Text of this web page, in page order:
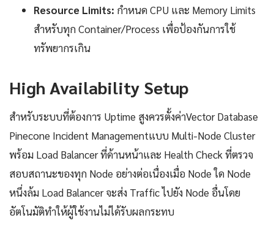
Resource Limits: กำหนด CPU และ Memory Limits
สำหรับทุก Container/Process เพื่อป้องกันการใช้
ทรัพยากรเกิน
High Availability Setup
สำหรับระบบที่ต้องการ Uptime สูงควรตั้งค่าVector Database
Pinecone Incident Managementแบบ Multi-Node Cluster
พร้อม Load Balancer ที่ด้านหน้าและ Health Check ที่ตรวจ
สอบสถานะของทุก Node อย่างต่อเนื่องเมื่อ Node ใด Node
หนึ่งล้ม Load Balancer จะส่ง Traffic ไปยัง Node อื่นโดย
อัตโนมัติทำให้ผู้ใช้งานไม่ได้รับผลกระทบ